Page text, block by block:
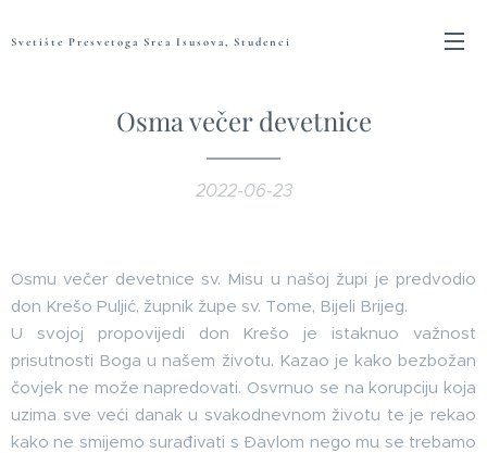
Svetište Presvetoga Srca Isusova, Studenci
Osma večer devetnice
2022-06-23
Osmu večer devetnice sv. Misu u našoj župi je predvodio
don Krešo Puljić, župnik župe sv. Tome, Bijeli Brijeg.
U svojoj propovijedi don Krešo je istaknuo važnost
prisutnosti Boga u našem životu. Kazao je kako bezbožan
čovjek ne može napredovati. Osvrnuo se na korupciju koja
uzima sve veći danak u svakodnevnom životu te je rekao
kako ne smijemo surađivati s Đavlom nego mu se trebamo